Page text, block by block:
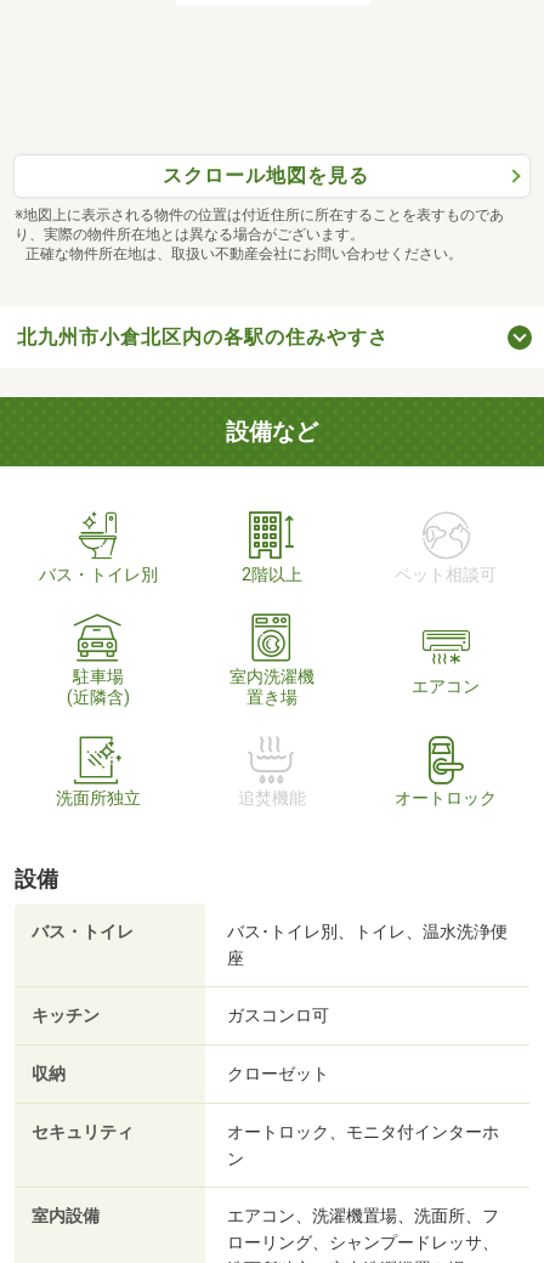
スクロール地図を見る
※地図上に表示される物件の位置は付近住所に所在することを表すものであ
り、実際の物件所在地とは異なる場合がございます。
正確な物件所在地は、取扱い不動産会社にお問い合わせください。
北九州市小倉北区内の各駅の住みやすさ
設備など
バス・トイレ別 2階以上 ペット相談可
駐車場
(近隣含)
室内洗濯機
置き場
エアコン
洗面所独立 追焚機能 オートロック
設備
バス・トイレ
バス･トイレ別、トイレ、温水洗浄便
座
キッチン ガスコンロ可
収納 クローゼット
セキュリティ
オートロック、モニタ付インターホ
ン
室内設備
エアコン、洗濯機置場、洗面所、フ
ローリング、シャンプードレッサ、